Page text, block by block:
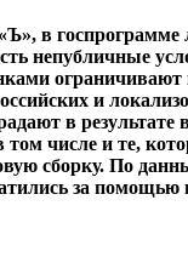
в госпрограмме
непубличные
ограничивают
и
в результате
том числе и те,
сборку. По
за